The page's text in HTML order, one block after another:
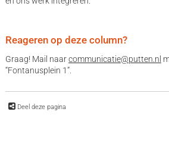
Reageren op deze column?
Graag! Mail naarcommunicatie@putten.nl
“Fontanusplein 1”.
Deel deze pagina